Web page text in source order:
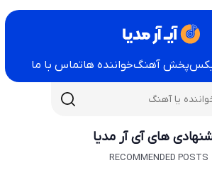
پخش آهنگخواننده هاتماس با ما
های آی آر مدیا
RECOMMENDED POSTS